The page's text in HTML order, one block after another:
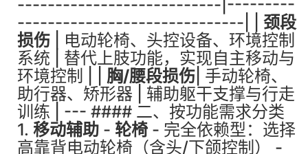
---------------------------|---------
------------------------------| | 颈段
损伤 | 电动轮椅、头控设备、环境控制
系统 | 替代上肢功能，实现自主移动与
环境控制 | | 胸/腰段损伤 | 手动轮椅、
助行器、矫形器 | 辅助躯干支撑与行走
训练 | --- #### 二、按功能需求分类
1. 移动辅助 - 轮椅 - 完全依赖型：选择
高靠背电动轮椅（含头/下颌控制） -